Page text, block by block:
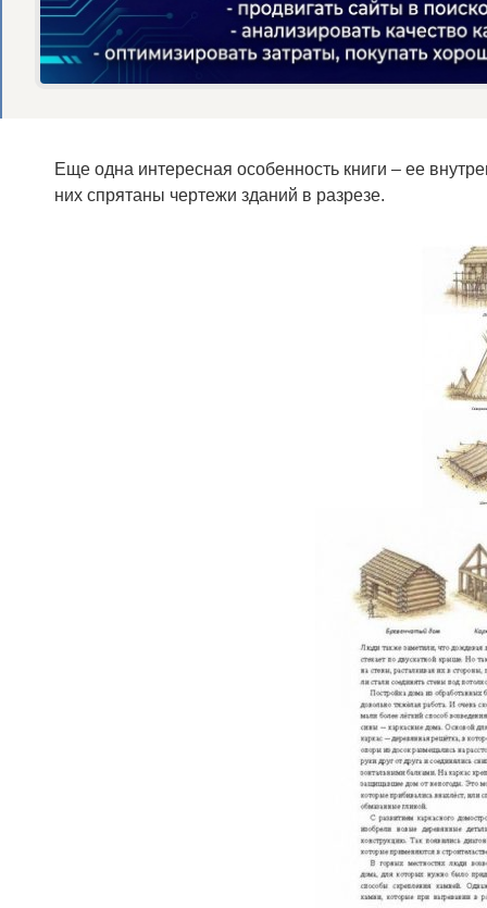
Еще одна интересная особенность книги – ее
них спрятаны чертежи зданий в разрезе.